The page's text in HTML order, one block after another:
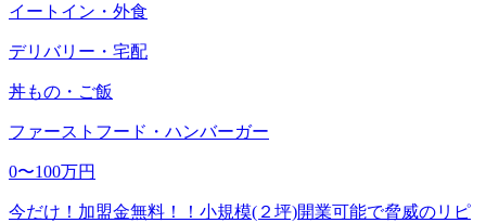
イートイン・外食
デリバリー・宅配
丼もの・ご飯
ファーストフード・ハンバーガー
0〜100万円
今だけ！加盟金無料！！小規模(２坪)開業可能で脅威のリピ